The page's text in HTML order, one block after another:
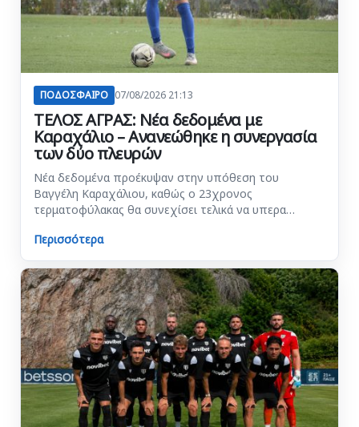
ΠΟΔΟΣΦΑΙΡΟ 07/08/2026 21:13
ΤΕΛΟΣ ΑΓΡΑΣ: Νέα δεδομένα με
Καραχάλιο – Ανανεώθηκε η συνεργασία
των δύο πλευρών
Νέα δεδομένα προέκυψαν στην υπόθεση του
Βαγγέλη Καραχάλιου, καθώς ο 23χρονος
τερματοφύλακας θα συνεχίσει τελικά να υπερα…
Περισσότερα